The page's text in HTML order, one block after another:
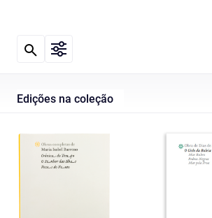
Edições na coleção